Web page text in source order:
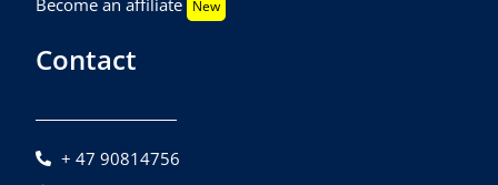
New
Contact
+ 47 90814756